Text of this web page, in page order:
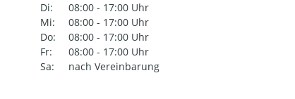
Di:
08:00 - 17:00 Uhr
Mi:
08:00 - 17:00 Uhr
Do:
08:00 - 17:00 Uhr
Fr:
08:00 - 17:00 Uhr
Sa:
nach Vereinbarung